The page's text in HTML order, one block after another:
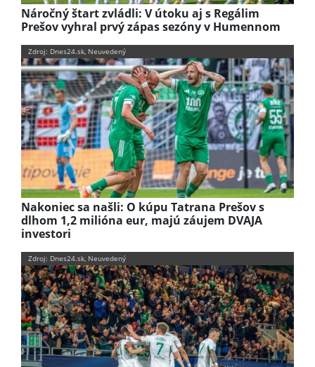
Náročný štart zvládli: V útoku aj s Regálim
Prešov vyhral prvý zápas sezóny v Humennom
Zdroj: Dnes24.sk, Neuvedený
Nakoniec sa našli: O kúpu Tatrana Prešov s
dlhom 1,2 milióna eur, majú záujem DVAJA
investori
Zdroj: Dnes24.sk, Neuvedený